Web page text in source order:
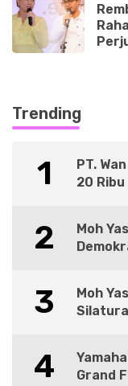
Trending
1
PT.
20
2
Moh
3
Moh
4
Grand